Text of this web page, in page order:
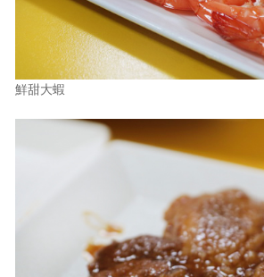
鮮甜大蝦